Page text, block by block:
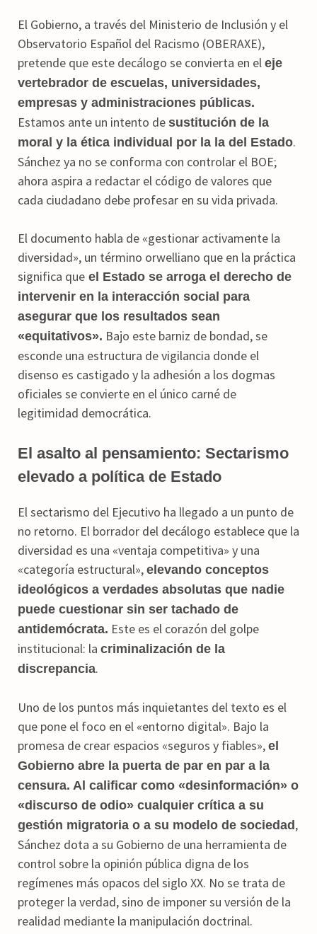
El Gobierno, a través del Ministerio de Inclusión y el
Observatorio Español del Racismo (OBERAXE),
pretende que este decálogo se convierta en el eje
vertebrador de escuelas, universidades,
empresas y administraciones públicas.
Estamos ante un intento de sustitución de la
moral y la ética individual por la la del Estado.
Sánchez ya no se conforma con controlar el BOE;
ahora aspira a redactar el código de valores que
cada ciudadano debe profesar en su vida privada.
El documento habla de «gestionar activamente la
diversidad», un término orwelliano que en la práctica
significa que el Estado se arroga el derecho de
intervenir en la interacción social para
asegurar que los resultados sean
«equitativos». Bajo este barniz de bondad, se
esconde una estructura de vigilancia donde el
disenso es castigado y la adhesión a los dogmas
oficiales se convierte en el único carné de
legitimidad democrática.
El asalto al pensamiento: Sectarismo
elevado a política de Estado
El sectarismo del Ejecutivo ha llegado a un punto de
no retorno. El borrador del decálogo establece que la
diversidad es una «ventaja competitiva» y una
«categoría estructural», elevando conceptos
ideológicos a verdades absolutas que nadie
puede cuestionar sin ser tachado de
antidemócrata. Este es el corazón del golpe
institucional: la criminalización de la
discrepancia.
Uno de los puntos más inquietantes del texto es el
que pone el foco en el «entorno digital». Bajo la
promesa de crear espacios «seguros y fiables», el
Gobierno abre la puerta de par en par a la
censura. Al calificar como «desinformación» o
«discurso de odio» cualquier crítica a su
gestión migratoria o a su modelo de sociedad,
Sánchez dota a su Gobierno de una herramienta de
control sobre la opinión pública digna de los
regímenes más opacos del siglo XX. No se trata de
proteger la verdad, sino de imponer su versión de la
realidad mediante la manipulación doctrinal.